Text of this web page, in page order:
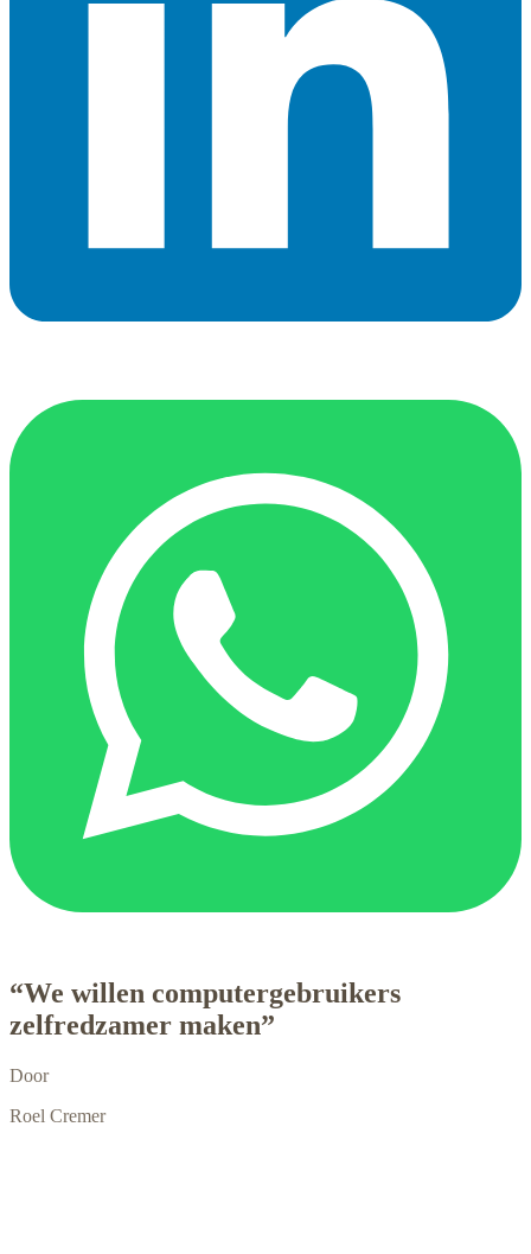
“We willen computergebruikers
zelfredzamer maken”
Door
Roel Cremer